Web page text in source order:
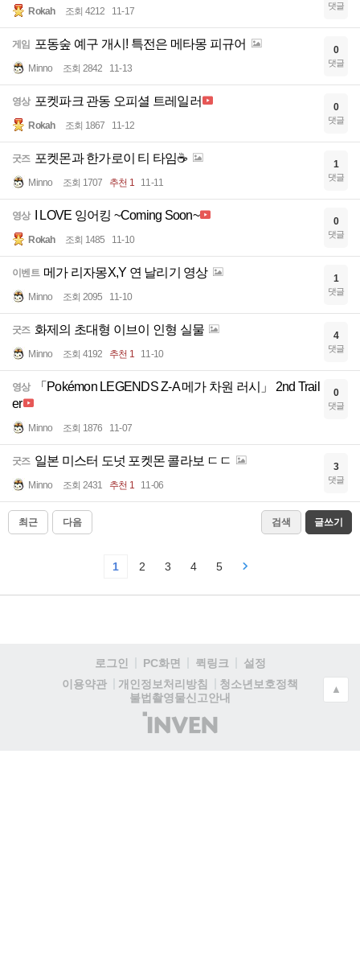
Rokah 조회 4212 11-17 댓글
게임 포동숲 예구 개시! 특전은 메타몽 피규어
Minno 조회 2842 11-13
0
댓글
영상 포켓파크 관동 오피셜 트레일러
Rokah 조회 1867 11-12
0
댓글
굿즈 포켓몬과 한가로이 티 타임☕
Minno 조회 1707 추천 1 11-11
1
댓글
영상 I LOVE 잉어킹 ~Coming Soon~
Rokah 조회 1485 11-10
0
댓글
이벤트 메가 리자몽X,Y 연 날리기 영상
Minno 조회 2095 11-10
1
댓글
굿즈 화제의 초대형 이브이 인형 실물
Minno 조회 4192 추천 1 11-10
4
댓글
영상
「Pokémon LEGENDS Z-A 메가 차원 러시」 2nd Trail
er
Minno 조회 1876 11-07
0
댓글
굿즈 일본 미스터 도넛 포켓몬 콜라보 ㄷㄷ
Minno 조회 2431 추천 1 11-06
3
댓글
최근 다음 검색 글쓰기
1 2 3 4 5
로그인 PC화면 퀵링크
설정
이용약관
개인정보처리방침
청소년보호정책
불법촬영물신고안내
(주)
인
▲